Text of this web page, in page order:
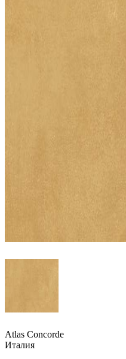
Atlas Concorde
Италия